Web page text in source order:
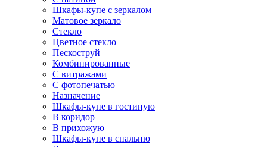
Шкафы-купе с зеркалом
Матовое зеркало
Стекло
Цветное стекло
Пескоструй
Комбинированные
С витражами
С фотопечатью
Назначение
Шкафы-купе в гостиную
В коридор
В прихожую
Шкафы-купе в спальню